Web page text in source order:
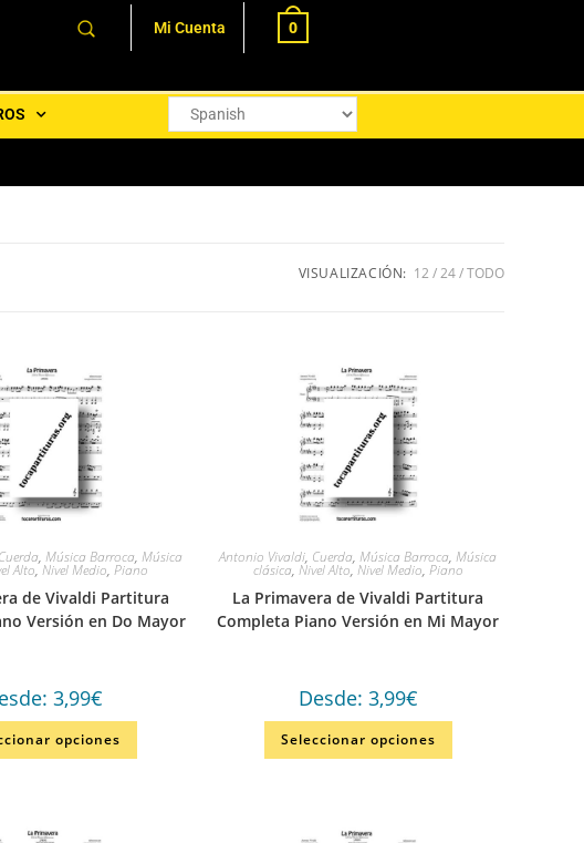
Mi Cuenta 0
VISUALIZACIÓN: 12 24 TODO
Cuerda, Música Barroca, Música
Alto,Nivel Medio,Piano
de Vivaldi Partitura
Versión en Do Mayor
3,99€
opciones
Antonio Vivaldi, Cuerda,Música Barroca,Música
clásica, Nivel Alto,Nivel Medio, Piano
La Primavera de Vivaldi Partitura
Completa Piano Versión en Mi Mayor
Desde: 3,99€
Seleccionar opciones